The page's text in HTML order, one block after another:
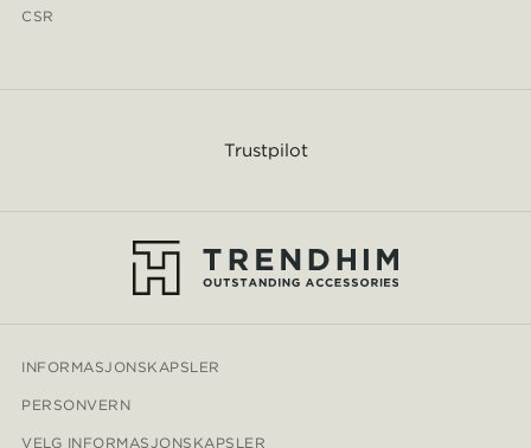
CSR
Trustpilot
INFORMASJONSKAPSLER
PERSONVERN
VELG INFORMASJONSKAPSLER